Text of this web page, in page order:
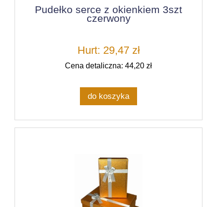
Pudełko serce z okienkiem 3szt
czerwony
Hurt: 29,47 zł
Cena detaliczna: 44,20 zł
do koszyka